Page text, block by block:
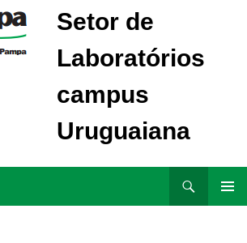
Setor de
Laboratórios
campus
Uruguaiana